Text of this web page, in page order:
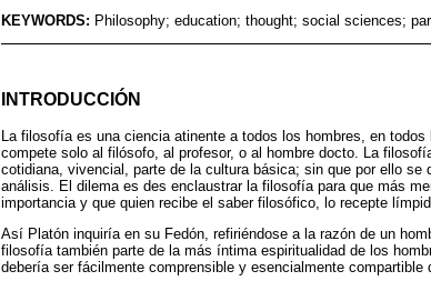
KEYWORDS: Philosophy; education; thought; social sciences;
INTRODUCCIÓN
La filosofía es una ciencia atinente a todos los hombres, en
compete solo al filósofo, al profesor, o al hombre docto. La
cotidiana, vivencial, parte de la cultura básica; sin que por ello se
análisis. El dilema es des enclaustrar la filosofía para que más
importancia y que quien recibe el saber filosófico, lo recepte
Así Platón inquiría en su Fedón, refiriéndose a la razón de un
filosofía también parte de la más íntima espiritualidad de los
debería ser fácilmente comprensible y esencialmente compartible